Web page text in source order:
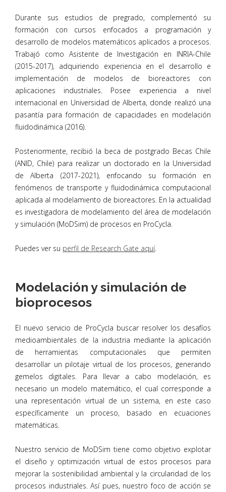
Durante sus estudios de pregrado, complementó su
formación con cursos enfocados a programación y
desarrollo de modelos matemáticos aplicados a procesos.
Trabajó como Asistente de Investigación en INRIA-Chile
(2015-2017), adquiriendo experiencia en el desarrollo e
implementación de modelos de bioreactores con
aplicaciones industriales. Posee experiencia a nivel
internacional en Universidad de Alberta, donde realizó una
pasantía para formación de capacidades en modelación
fluidodinámica (2016).
Posteriormente, recibió la beca de postgrado Becas Chile
(ANID, Chile) para realizar un doctorado en la Universidad
de Alberta (2017-2021), enfocando su formación en
fenómenos de transporte y fluidodinámica computacional
aplicada al modelamiento de bioreactores. En la actualidad
es investigadora de modelamiento del área de modelación
y simulación (MoDSim) de procesos en ProCycla.
Puedes ver su perfil de Research Gate aquí.
Modelación y simulación de
bioprocesos
El nuevo servicio de ProCycla buscar resolver los desafíos
medioambientales de la industria mediante la aplicación
de herramientas computacionales que permiten
desarrollar un pilotaje virtual de los procesos, generando
gemelos digitales. Para llevar a cabo modelación, es
necesario un modelo matemático, el cual corresponde a
una representación virtual de un sistema, en este caso
específicamente un proceso, basado en ecuaciones
matemáticas.
Nuestro servicio de MoDSim tiene como objetivo explotar
el diseño y optimización virtual de estos procesos para
mejorar la sostenibilidad ambiental y la circularidad de los
procesos industriales. Así pues, nuestro foco de acción se